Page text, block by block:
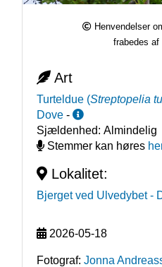
Henvendelser
frabedes af
Art
Turteldue (Streptopelia
Dove -
Sjældenhed: Almindelig
Stemmer kan høres
Lokalitet:
Bjerget ved Ulvedybet -
2026-05-18
Fotograf: Jonna